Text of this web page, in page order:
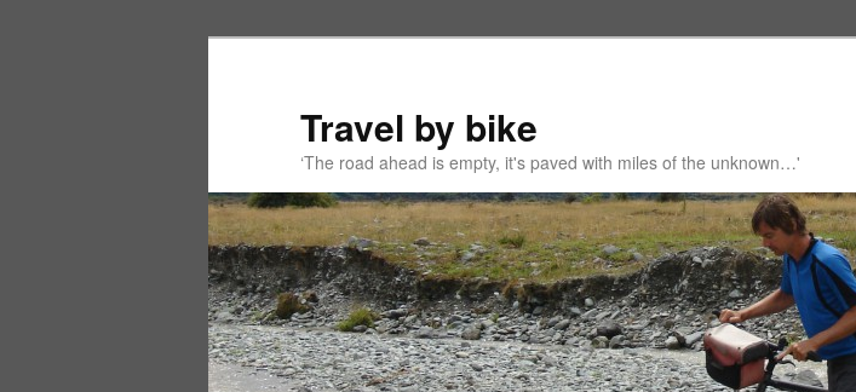
Travel by bike
‘The road ahead is empty, it's paved with miles of the unknown…'